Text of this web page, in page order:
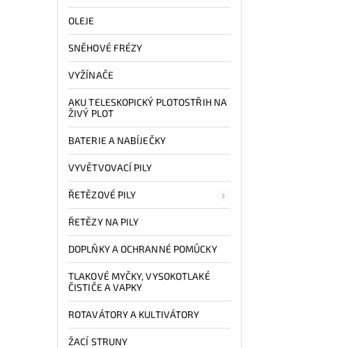
OLEJE
SNĚHOVÉ FRÉZY
VYŽÍNAČE
AKU TELESKOPICKÝ PLOTOSTŘIH NA
ŽIVÝ PLOT
BATERIE A NABÍJEČKY
VYVĚTVOVACÍ PILY
ŘETĚZOVÉ PILY
ŘETĚZY NA PILY
DOPLŇKY A OCHRANNÉ POMŮCKY
TLAKOVÉ MYČKY, VYSOKOTLAKÉ
ČISTIČE A VAPKY
ROTAVÁTORY A KULTIVÁTORY
ŽACÍ STRUNY